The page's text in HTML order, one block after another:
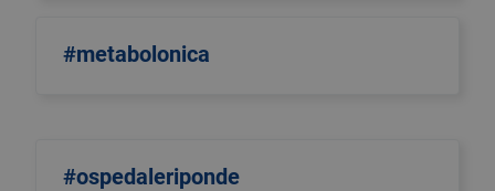
#metabolonica
#ospedaleriponde